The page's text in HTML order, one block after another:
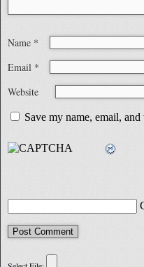
Name *
Email *
Website
Save my name, email,